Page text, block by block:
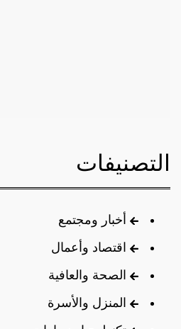
التصنيفات
أخبار ومجتمع
اقتصاد وأعمال
الصحة والعافية
المنزل والأسرة